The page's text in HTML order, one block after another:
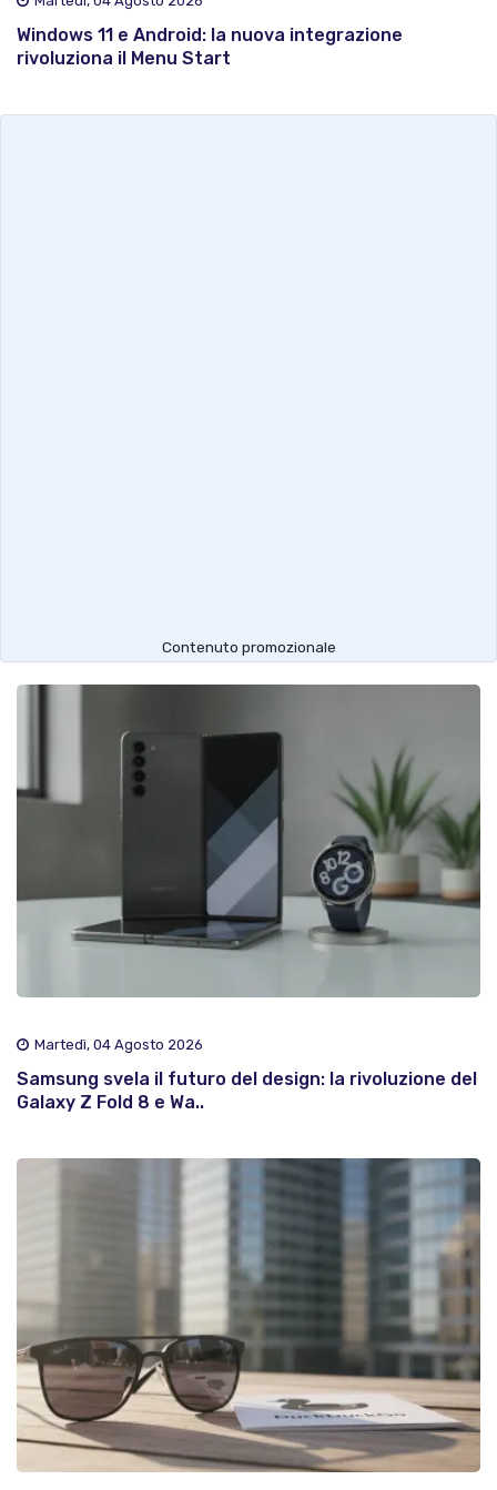
Windows 11 e Android: la nuova integrazione
rivoluziona il Menu Start
Contenuto promozionale
Martedì, 04 Agosto 2026
Samsung svela il futuro del design: la rivoluzione del
Galaxy Z Fold 8 e Wa..